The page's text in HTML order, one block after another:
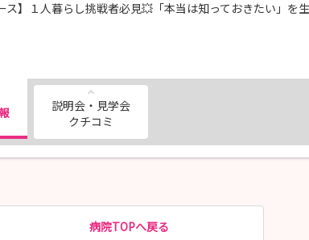
ス】１人暮らし挑戦者必見💥「本当は知っておきたい」を
説明会・見学会
クチコミ
病院TOPへ戻る